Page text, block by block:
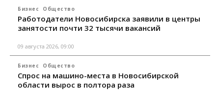
Бизнес Общество
Работодатели Новосибирска заявили в центры
занятости почти 32 тысячи вакансий
09 августа 2026, 09:00
Бизнес Общество
Спрос на машино-места в Новосибирской
области вырос в полтора раза